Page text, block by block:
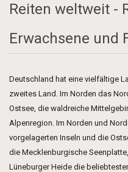
Reiten weltweit -
Erwachsene und
Deutschland hat eine vielfältige
zweites Land. Im Norden das
Ostsee, die waldreiche
Alpenregion. Im Norden und
vorgelagerten Inseln und die
die Mecklenburgische
Lüneburger Heide die